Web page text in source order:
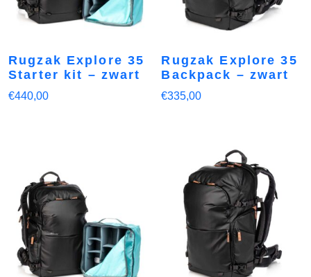
Rugzak Explore 35
Starter kit – zwart
€440,00
Rugzak Explore 35
Backpack – zwart
€335,00